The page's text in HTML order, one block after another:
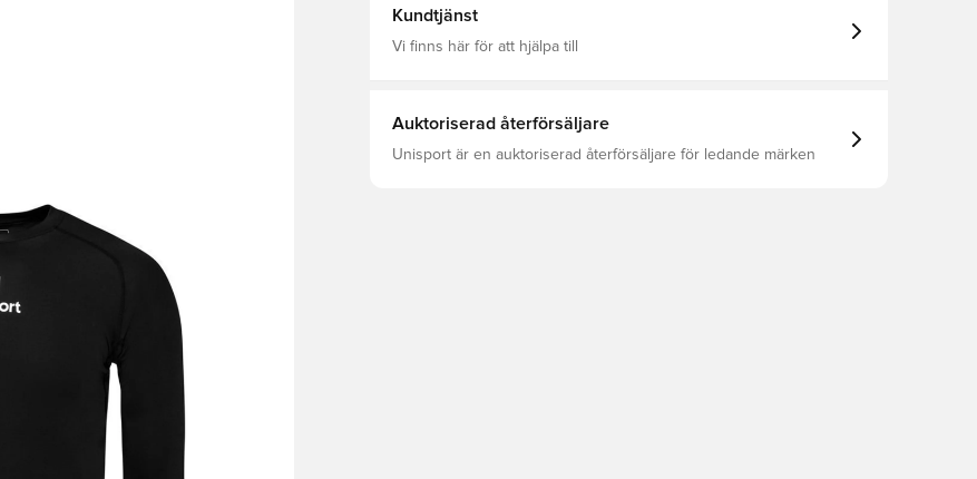
Kundtjänst
Vi finns här för att hjälpa till
Auktoriserad återförsäljare
Unisport är en auktoriserad återförsäljare för ledande märken